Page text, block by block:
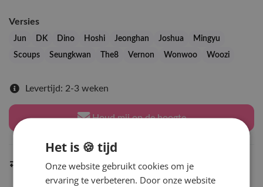
Versies
Jun DK Dino Hoshi Jeonghan Joshua
Mingyu
Scoups
Seungkwan The8 Vernon Wonwoo Woozi
Levertijd: 2-3 weken
Houd mij op de hoogte
Indien op voorraadbinnen 2 werkdagenverzonden
Het is 🍪 tijd
Onze website gebruikt cookies om je
ervaring te verbeteren. Door onze website